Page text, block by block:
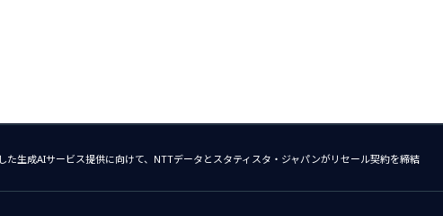
た生成AIサービス提供に向けて、NTTデータとスタティスタ・ジャパンがリセール契約を締結